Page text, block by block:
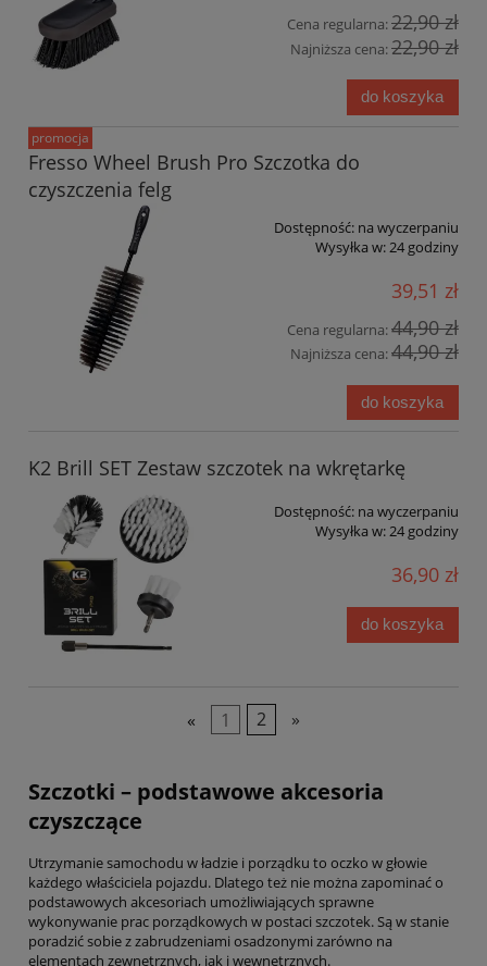
Cena regularna:22,90 zł
Najniższa cena:22,90 zł
do koszyka
Fresso Wheel Brush Pro Szczotka do
czyszczenia felg
Dostępność: na wyczerpaniu
Wysyłka w:24 godziny
39,51 zł
Cena regularna:44,90 zł
Najniższa cena:44,90 zł
do koszyka
promocja
K2 Brill SET Zestaw szczotek na wkrętarkę
Dostępność: na wyczerpaniu
Wysyłka w:24 godziny
36,90 zł
do koszyka
« 1 2 »
Szczotki – podstawowe akcesoria
czyszczące
Utrzymanie samochodu w ładzie i porządku to oczko w głowie
każdego właściciela pojazdu. Dlatego też nie można zapominać o
podstawowych akcesoriach umożliwiających sprawne
wykonywanie prac porządkowych w postaci szczotek. Są w stanie
poradzić sobie z zabrudzeniami osadzonymi zarówno na
elementach zewnętrznych, jak i wewnętrznych.